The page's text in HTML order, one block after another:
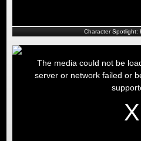
Character Spotlight:
This
is
The media could not be
server or network failed or